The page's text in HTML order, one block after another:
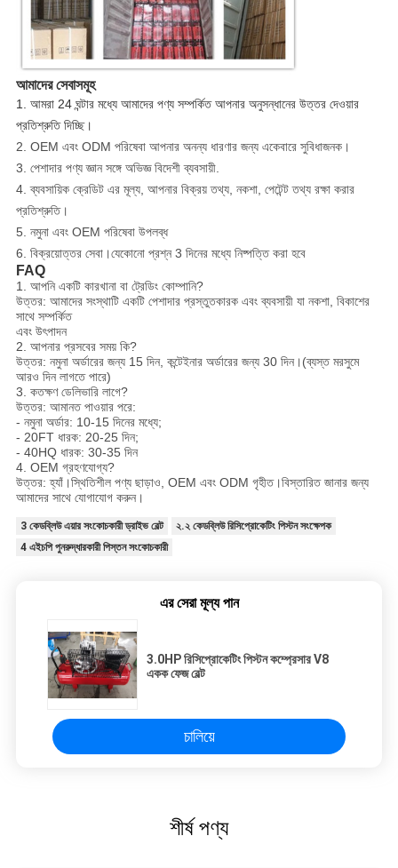
আমাদের সেবাসমূহ
1. আমরা 24 ঘন্টার মধ্যে আমাদের পণ্য সম্পর্কিত আপনার অনুসন্ধানের উত্তর দেওয়ার
প্রতিশ্রুতি দিচ্ছি।
2. OEM এবং ODM পরিষেবা আপনার অনন্য ধারণার জন্য একেবারে সুবিধাজনক।
3. পেশাদার পণ্য জ্ঞান সঙ্গে অভিজ্ঞ বিদেশী ব্যবসায়ী.
4. ব্যবসায়িক ক্রেডিট এর মূল্য, আপনার বিক্রয় তথ্য, নকশা, পেটেন্ট তথ্য রক্ষা করার
প্রতিশ্রুতি।
5. নমুনা এবং OEM পরিষেবা উপলব্ধ
6. বিক্রয়োত্তর সেবা।যেকোনো প্রশ্ন 3 দিনের মধ্যে নিষ্পত্তি করা হবে
FAQ
1. আপনি একটি কারখানা বা ট্রেডিং কোম্পানি?
উত্তর: আমাদের সংস্থাটি একটি পেশাদার প্রস্তুতকারক এবং ব্যবসায়ী যা নকশা, বিকাশের
সাথে সম্পর্কিত
এবং উৎপাদন
2. আপনার প্রসবের সময় কি?
উত্তর: নমুনা অর্ডারের জন্য 15 দিন, কন্টেইনার অর্ডারের জন্য 30 দিন।(ব্যস্ত মরসুমে
আরও দিন লাগতে পারে)
3. কতক্ষণ ডেলিভারি লাগে?
উত্তর: আমানত পাওয়ার পরে:
- নমুনা অর্ডার: 10-15 দিনের মধ্যে;
- 20FT ধারক: 20-25 দিন;
- 40HQ ধারক: 30-35 দিন
4. OEM গ্রহণযোগ্য?
উত্তর: হ্যাঁ।স্থিতিশীল পণ্য ছাড়াও, OEM এবং ODM গৃহীত।বিস্তারিত জানার জন্য
আমাদের সাথে যোগাযোগ করুন।
3 কেডব্লিউ এয়ার সংকোচকারী ড্রাইভ বেল্ট
২.২ কেডব্লিউ রিসিপ্রোকেটিং পিস্টন সংক্ষেপক
4 এইচপি পুনরুদ্ধারকারী পিস্তন সংকোচকারী
এর সেরা মূল্য পান
3.0HP রিসিপ্রোকেটিং পিস্টন কম্প্রেসার V8
একক ফেজ বেল্ট
চালিয়ে
শীর্ষ পণ্য